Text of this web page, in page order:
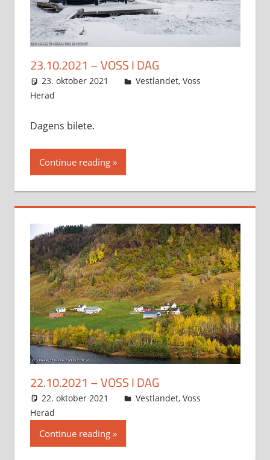
23.10.2021 – VOSS I DAG
23. oktober 2021 Svein
Vestlandet, Voss
Herad
Dagens bilete.
Continue reading
22.10.2021 – VOSS I DAG
22. oktober 2021 Svein
Vestlandet, Voss
Herad
Continue reading